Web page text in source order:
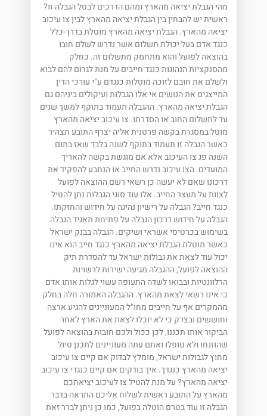
מהי הגבלת יציאה מהארץ ומהם הדרכים לבטל הגבלה זו?
ראשית יש להבחין בין הגבלת יציאה מהארץ לבין צו עיכוב
יציאה מהארץ. הגבלת יציאה מהארץ מוטלת בדרך-כלל
כנגד אדם בעל יכולת תשלום אשר נדרש לשלם חובו
בהוצאה לפועל והוא מתחמק מתשלום זה. כחלק
מהסנקציות הנהוגות כנגד חייבים על מנת לגרום להם לבוא
ולשלם את חובם לזוכה מוטלות כנגדם ע"י עורכי הדין
המייצגים את הנושים אי אלו הגבלות ועיקולים ביניהם גם
הגבלת יציאה מהארץ. ההגבלה תעמוד בתוקף למשך שנים
עד לתשלום החוב או הסדרתו. צו עיכוב יציאה מהארץ
מוטל במסגרת בקשה פרטנית אליה יצרף התובע תצהיר
כאשר הגבלה זו תעמוד בתוקף לשנה בלבד שאז בתום
השנה פג צו העיכוב אלא אם מוגשת בקשה להאריך
המועדים. הצו עיכוב נדרש החייב או הנתבע להפקיד את
דרכונו שאם לא יעשה כן רשאי רשם ההוצאה לפועל
לצוות על מעצר החייב. אלו עוד סוגי הגבלות נתן להטיל
כנגד חייב? הגבלה על רישיון נהיגה על חידוש והחזקתו.
הגבלה על חידוש דרכון הגבלה על פתיחת תאגיד הגבלה
בשימוש בכרטיסי אשראי ושיקים. הגבלה בבנק ישראל
כאשר מוטלת הגבלת יציאה מהארץ כנגד חייב הוא אינו
יכול עוד לצאת את גבולות ישראל עד להסדרת תיק
ההוצאה לפועל, ההגבלה מגיעה ישירות לרשויות
הרלוונטיות ובבואו לשדה התעופה עשוי לגלות אותו אדם
כי אינו רשאי לצאת מהארץ. ההגבלה האמורה חלה בחלק
מהמקרים אף על חייבים מחו"ל המעוניינים להגיע ארצה
וחוששים ובצדק כי לא יוכלו לצאת את הארץ לאחר
הביקור אותו תכננו, לכן ככול ולכם חובות בהוצאה לפועל
שהוזנחו ולא טופלו ואתם עתה מעוניינים לתכנן טיול
מחוץ לגבולות ישראל, מומלץ לבדוק אם קיים צו עיכוב
יציאה מהארץ כנגדך. איך בודקים אם קיים כנגדי צו עיכוב
יציאה מהארץ? על מנת להטיל צו לעיכוב יציאתכם
מהארץ על התובע ראשית לשלוח אליכם התראה בדבר
הגבלה זו עוד בטרם הוטלה בפועל, כמו כן ניתן לברר זאת